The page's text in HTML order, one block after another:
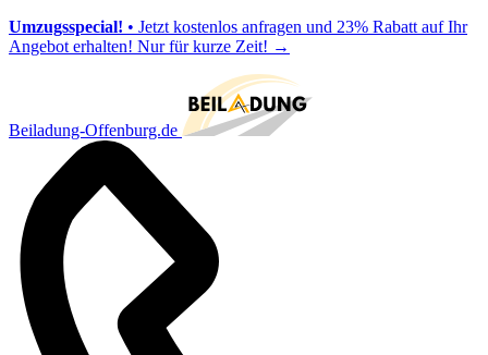
Umzugsspecial! • Jetzt kostenlos anfragen und 23% Rabatt auf Ihr
Angebot erhalten! Nur für kurze Zeit! →
Beiladung-Offenburg.de